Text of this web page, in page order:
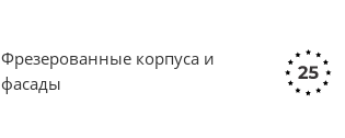
Фрезерованные корпуса и
фасады